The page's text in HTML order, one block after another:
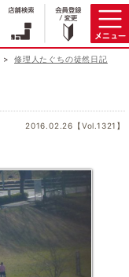
修理人たぐちの徒然日記
2016.02.26【Vol.1321】